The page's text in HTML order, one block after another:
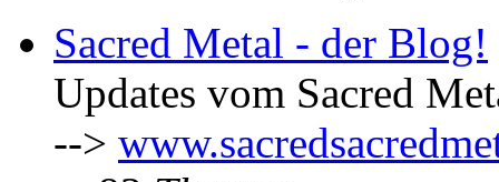
Sacred Metal - der Blog!
Updates vom Sacred
-->